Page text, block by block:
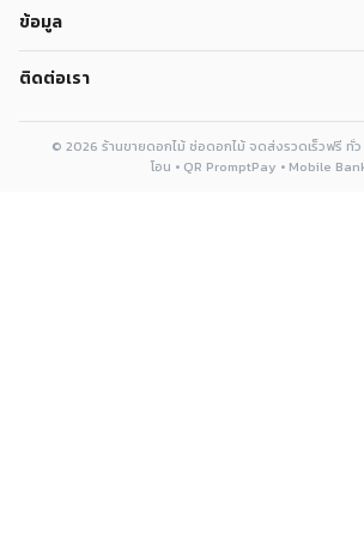
ข้อมูล
ติดต่อเรา
© 2026 ร้านขายดอกไม้ ช่อดอกไม้ จดส่งรวดเร็วฟรี ทั่
โอน • QR PromptPay • Mobile